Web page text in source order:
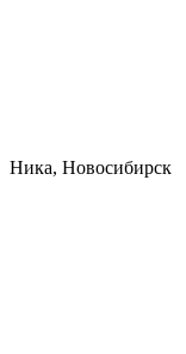
Ника, Новосибирск